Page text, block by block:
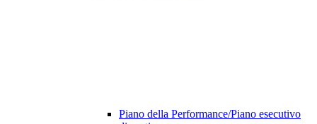
Piano della Performance/Piano esecutivo